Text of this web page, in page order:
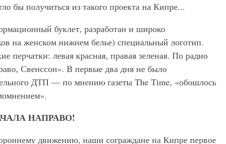
бы получиться из такого проекта на Кипре...
буклет, разработан и широко
на женском нижнем белье) специальный логотип.
перчатки: левая красная, правая зеленая. По радио
Свенссон». В первые два дня не было
ДТП — по мнению газеты The Time, «обошлось
НАПРАВО!
движению, наши сограждане на Кипре первое